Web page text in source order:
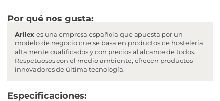
Por qué nos gusta:
Arilex es una empresa española que apuesta por un
modelo de negocio que se basa en productos de hostelería
altamente cualificados y con precios al alcance de todos.
Respetuosos con el medio ambiente, ofrecen productos
innovadores de última tecnología.
Especificaciones: